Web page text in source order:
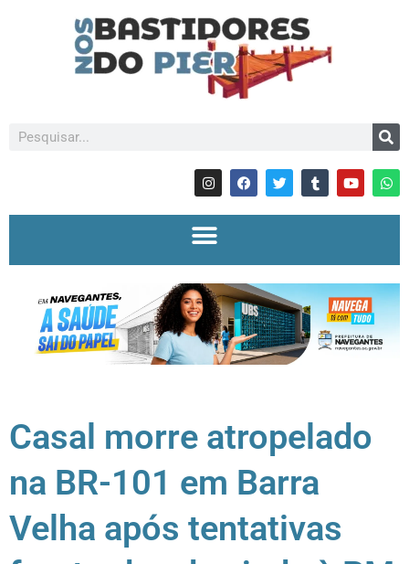
Casal morre atropelado
na BR-101 em Barra
Velha após tentativas